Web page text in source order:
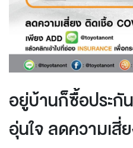
อยู่บ้านก็ซื้อประกั
อุ่นใจ ลดความเสี่